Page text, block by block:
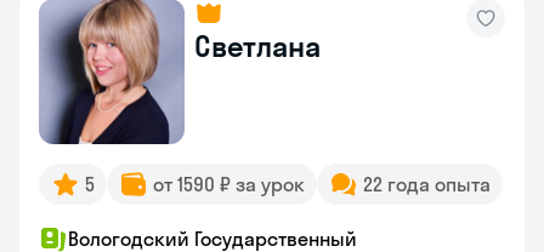
Светлана
5 от 1590 ₽ за урок 22 года опыта
Вологодский Государственный